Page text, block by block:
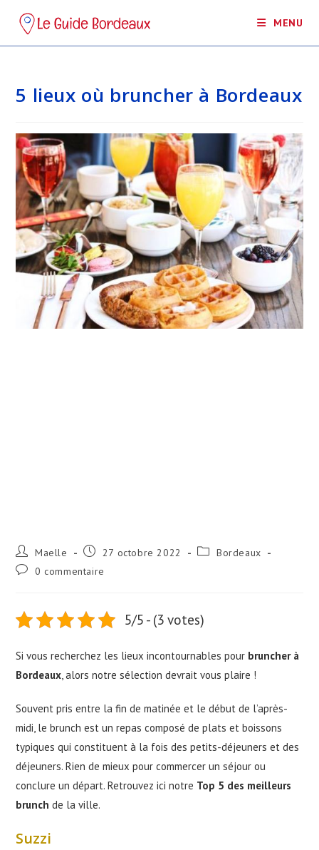
content
MENU
5 lieux où bruncher à Bordeaux
Auteur/autrice
de
la
Maelle
Publication
27 octobre 2022
Post Bordeaux
Commentaires
publication :
0 commentaire
5/5 - (3 votes)
Si vous recherchez les lieux incontournables pour bruncher à
Bordeaux , alors notre sélection devrait vous plaire !
Souvent pris entre la fin de matinée et le début de l’après-
midi, le brunch est un repas composé de plats et boissons
typiques qui constituent à la fois des petits-déjeuners et des
déjeuners. Rien de mieux pour commercer un séjour ou
conclure un départ. Retrouvez ici notre Top 5 des meilleurs
brunch de la ville.
Suzzi